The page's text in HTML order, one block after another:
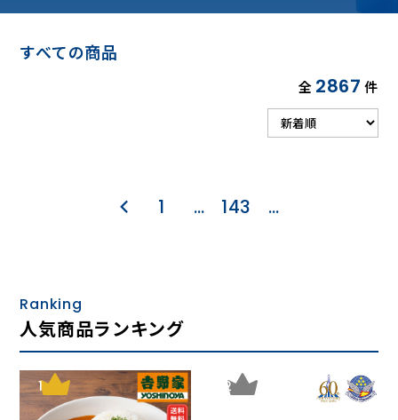
すべての商品
全 2867 件
1 … 143 …
Ranking
人気商品ランキング
1 2